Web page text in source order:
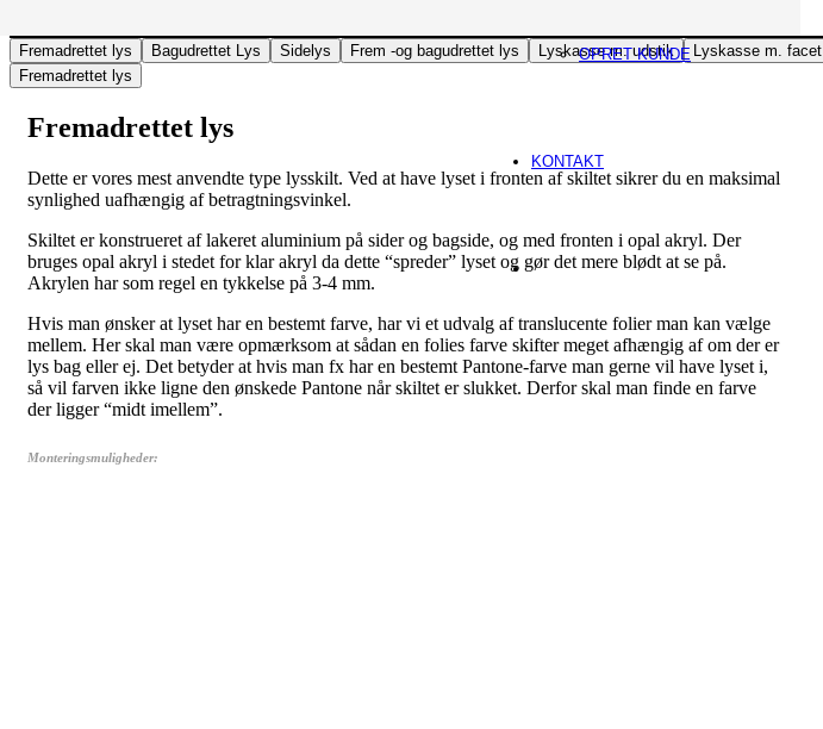
OPRET KUNDE
KONTAKT
Fremadrettet lys Bagudrettet Lys Sidelys Frem -og bagudrettet lys Lyskasse m. udstik
Lyskasse m. facet
Fremadrettet lys
Fremadrettet lys
Dette er vores mest anvendte type lysskilt. Ved at have lyset i fronten af skiltet sikrer du en maksimal
synlighed uafhængig af betragtningsvinkel.
Skiltet er konstrueret af lakeret aluminium på sider og bagside, og med fronten i opal akryl. Der
bruges opal akryl i stedet for klar akryl da dette “spreder” lyset og gør det mere blødt at se på.
Akrylen har som regel en tykkelse på 3-4 mm.
Hvis man ønsker at lyset har en bestemt farve, har vi et udvalg af translucente folier man kan vælge
mellem. Her skal man være opmærksom at sådan en folies farve skifter meget afhængig af om der er
lys bag eller ej. Det betyder at hvis man fx har en bestemt Pantone-farve man gerne vil have lyset i,
så vil farven ikke ligne den ønskede Pantone når skiltet er slukket. Derfor skal man finde en farve
der ligger “midt imellem”.
Monteringsmuligheder: